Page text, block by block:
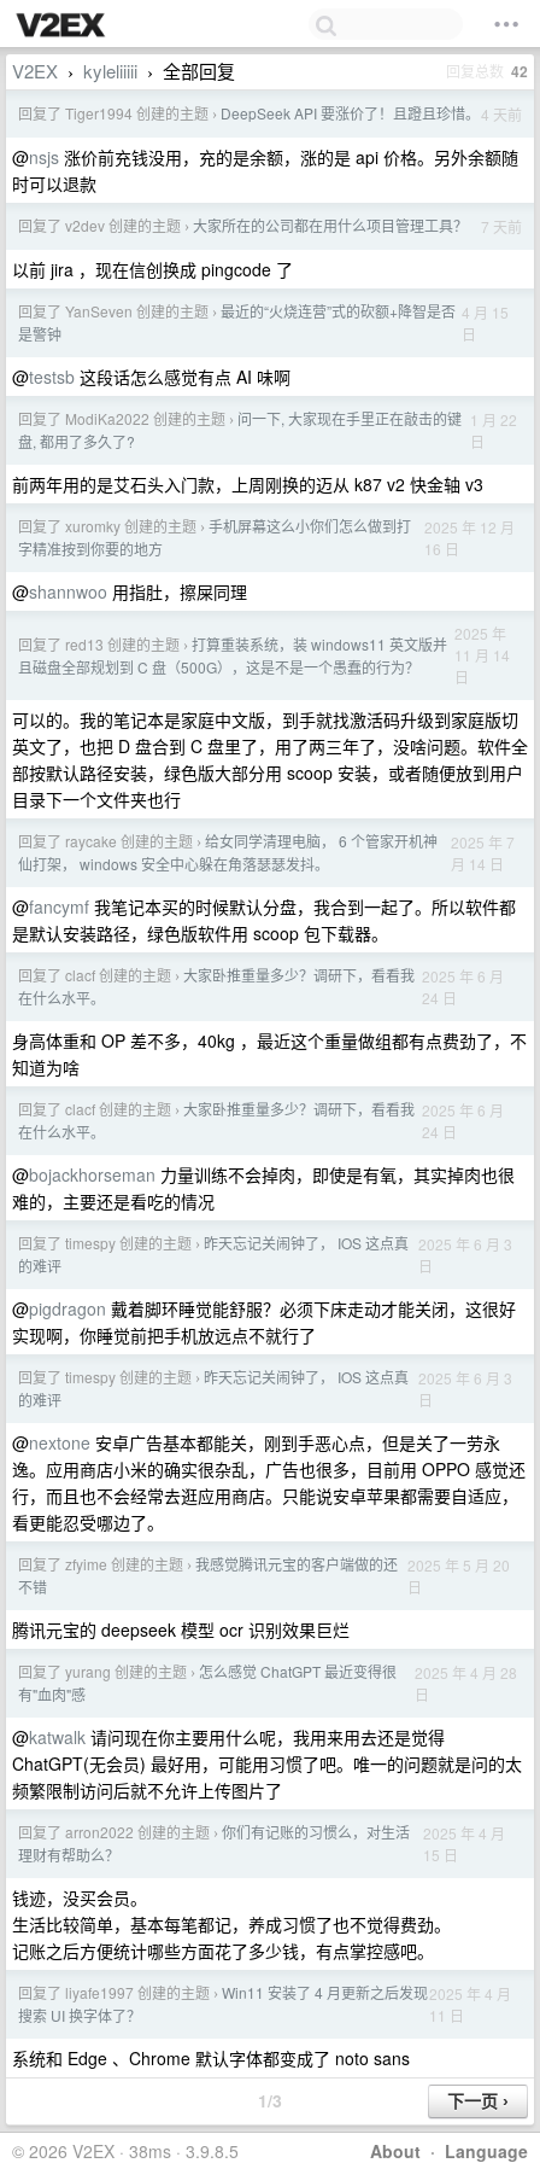
V2EX › kyleliiiii › 全部回复 回复总数 42
回复了 Tiger1994 创建的主题 › DeepSeek API 要涨价了！且蹬且珍惜。 4 天前
@nsjs 涨价前充钱没用，充的是余额，涨的是 api 价格。另外余额随
时可以退款
回复了 v2dev 创建的主题 › 大家所在的公司都在用什么项目管理工具？ 7 天前
以前 jira ，现在信创换成 pingcode 了
回复了 YanSeven 创建的主题 › 最近的“火烧连营”式的砍额+降智是否
是警钟
4 月 15
日
@testsb 这段话怎么感觉有点 AI 味啊
回复了 ModiKa2022 创建的主题 › 问一下, 大家现在手里正在敲击的键
盘, 都用了多久了?
1 月 22
日
前两年用的是艾石头入门款，上周刚换的迈从 k87 v2 快金轴 v3
回复了 xuromky 创建的主题 › 手机屏幕这么小你们怎么做到打
字精准按到你要的地方
2025 年 12 月
16 日
@shannwoo 用指肚，擦屎同理
回复了 red13 创建的主题 › 打算重装系统，装 windows11 英文版并
且磁盘全部规划到 C 盘（500G），这是不是一个愚蠢的行为？
2025 年
11 月 14
日
可以的。我的笔记本是家庭中文版，到手就找激活码升级到家庭版切
英文了，也把 D 盘合到 C 盘里了，用了两三年了，没啥问题。软件全
部按默认路径安装，绿色版大部分用 scoop 安装，或者随便放到用户
目录下一个文件夹也行
回复了 raycake 创建的主题 › 给女同学清理电脑， 6 个管家开机神
仙打架， windows 安全中心躲在角落瑟瑟发抖。
2025 年 7
月 14 日
@fancymf 我笔记本买的时候默认分盘，我合到一起了。所以软件都
是默认安装路径，绿色版软件用 scoop 包下载器。
回复了 clacf 创建的主题 › 大家卧推重量多少？调研下，看看我
在什么水平。
2025 年 6 月
24 日
身高体重和 OP 差不多，40kg ，最近这个重量做组都有点费劲了，不
知道为啥
回复了 clacf 创建的主题 › 大家卧推重量多少？调研下，看看我
在什么水平。
2025 年 6 月
24 日
@bojackhorseman 力量训练不会掉肉，即使是有氧，其实掉肉也很
难的，主要还是看吃的情况
回复了 timespy 创建的主题 › 昨天忘记关闹钟了， IOS 这点真
的难评
2025 年 6 月 3
日
@pigdragon 戴着脚环睡觉能舒服？必须下床走动才能关闭，这很好
实现啊，你睡觉前把手机放远点不就行了
回复了 timespy 创建的主题 › 昨天忘记关闹钟了， IOS 这点真
的难评
2025 年 6 月 3
日
@nextone 安卓广告基本都能关，刚到手恶心点，但是关了一劳永
逸。应用商店小米的确实很杂乱，广告也很多，目前用 OPPO 感觉还
行，而且也不会经常去逛应用商店。只能说安卓苹果都需要自适应，
看更能忍受哪边了。
回复了 zfyime 创建的主题 › 我感觉腾讯元宝的客户端做的还
不错
2025 年 5 月 20
日
腾讯元宝的 deepseek 模型 ocr 识别效果巨烂
回复了 yurang 创建的主题 › 怎么感觉 ChatGPT 最近变得很
有"血肉"感
2025 年 4 月 28
日
@katwalk 请问现在你主要用什么呢，我用来用去还是觉得
ChatGPT(无会员) 最好用，可能用习惯了吧。唯一的问题就是问的太
频繁限制访问后就不允许上传图片了
回复了 arron2022 创建的主题 › 你们有记账的习惯么，对生活
理财有帮助么？
2025 年 4 月
15 日
钱迹，没买会员。
生活比较简单，基本每笔都记，养成习惯了也不觉得费劲。
记账之后方便统计哪些方面花了多少钱，有点掌控感吧。
回复了 liyafe1997 创建的主题 › Win11 安装了 4 月更新之后发现
搜索 UI 换字体了？
2025 年 4 月
11 日
系统和 Edge 、Chrome 默认字体都变成了 noto sans
1/3
About · Language
© 2026 V2EX · 38ms · 3.9.8.5